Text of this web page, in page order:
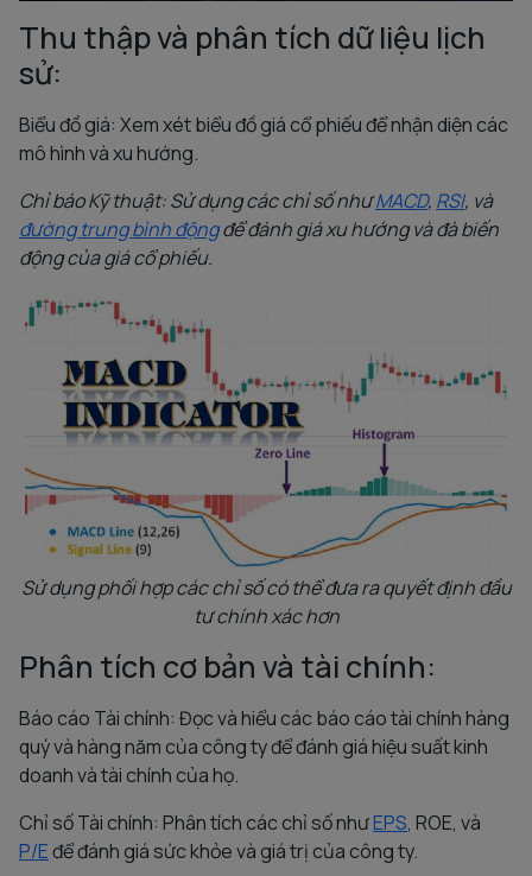
Thu thập và phân tích dữ liệu lịch
sử:
Biểu đồ giá: Xem xét biểu đồ giá cổ phiếu để nhận diện các
mô hình và xu hướng.
Chỉ báo Kỹ thuật: Sử dụng các chỉ số nhưMACD, RSI, và
đường trung bình độngđể đánh giá xu hướng và đà biến
động của giá cổ phiếu.
Sử dụng phối hợp các chỉ số có thể đưa ra quyết định đầu
tư chính xác hơn
Phân tích cơ bản và tài chính:
Báo cáo Tài chính: Đọc và hiểu các báo cáo tài chính hàng
quý và hàng năm của công ty để đánh giá hiệu suất kinh
doanh và tài chính của họ.
Chỉ số Tài chính: Phân tích các chỉ số nhưEPS, ROE, và
P/Eđể đánh giá sức khỏe và giá trị của công ty.